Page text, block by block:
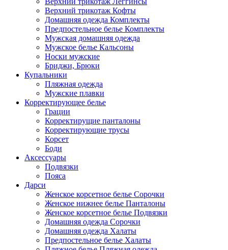
Верхний трикотаж Кофты
Домашняя одежда Комплекты
Предпостельное белье Комплекты
Мужская домашняя одежда
Мужское белье Кальсоны
Носки мужские
Бриджи, Брюки
Купальники
Пляжная одежда
Мужские плавки
Корректирующее белье
Грации
Корректирущие панталоны
Корректирующие трусы
Корсет
Боди
Аксессуары
Подвязки
Пояса
Дарси
Женское корсетное белье Сорочки
Женское нижнее белье Панталоны
Женское корсетное белье Подвязки
Домашняя одежда Сорочки
Домашняя одежда Халаты
Предпостельное белье Халаты